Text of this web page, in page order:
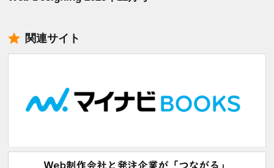
関連サイト